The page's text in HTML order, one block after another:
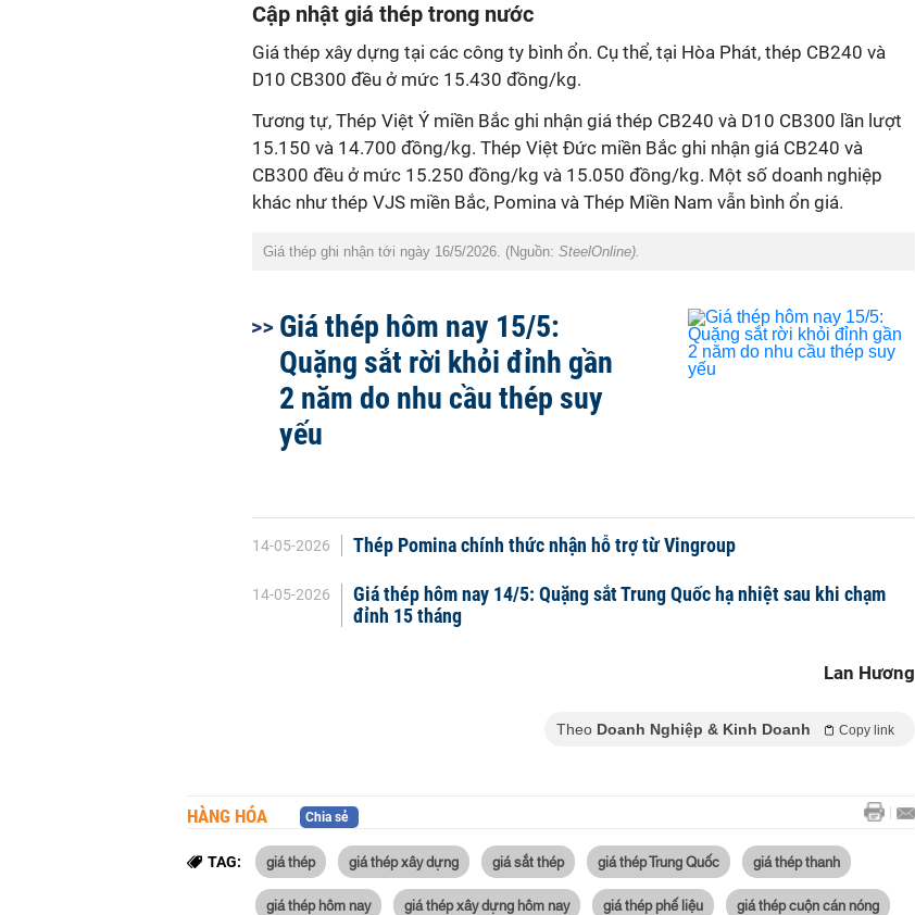
Cập nhật giá thép trong nước
Giá thép xây dựng tại các công ty bình ổn. Cụ thể, tại Hòa Phát, thép CB240 và
D10 CB300 đều ở mức 15.430 đồng/kg.
Tương tự, Thép Việt Ý miền Bắc ghi nhận giá thép CB240 và D10 CB300 lần lượt
15.150 và 14.700 đồng/kg. Thép Việt Đức miền Bắc ghi nhận giá CB240 và
CB300 đều ở mức 15.250 đồng/kg và 15.050 đồng/kg. Một số doanh nghiệp
khác như thép VJS miền Bắc, Pomina và Thép Miền Nam vẫn bình ổn giá.
Giá thép ghi nhận tới ngày 16/5/2026. (Nguồn: SteelOnline).
Giá thép hôm nay 15/5:
Quặng sắt rời khỏi đỉnh gần
2 năm do nhu cầu thép suy
yếu
14-05-2026 Thép Pomina chính thức nhận hỗ trợ từ Vingroup
14-05-2026
Giá thép hôm nay 14/5: Quặng sắt Trung Quốc hạ nhiệt sau khi chạm
đỉnh 15 tháng
Lan Hương
Theo Doanh Nghiệp & Kinh Doanh Copy link
HÀNG HÓA Chia sẻ
TAG: giá thép giá thép xây dựng giá sắt thép giá thép Trung Quốc giá thép thanh
giá thép hôm nay giá thép xây dựng hôm nay giá thép phế liệu giá thép cuộn cán nóng